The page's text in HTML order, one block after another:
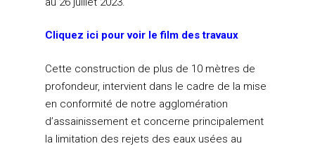
Cliquez ici pour voir le film des travaux
Cette construction de plus de 10 mètres de
profondeur, intervient dans le cadre de la mise
en conformité de notre agglomération
d’assainissement et concerne principalement
la limitation des rejets des eaux usées au
Les Élus
Les Communes et leurs
représentants au sein
GESTION DES DÉCHETS
Déchets recyclables
Déchèteries
Broyeur de végétaux
ENVIRONNEMENT
Eau
Assainissement
PLAN CLIMAT AIR
Démarche d’élaboration
PISCINE